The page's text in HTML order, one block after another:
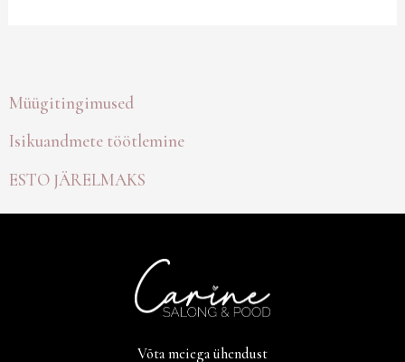
Müügitingimused
Isikuandmete töötlemine
ESTO JÄRELMAKS
Võta meiega ühendust